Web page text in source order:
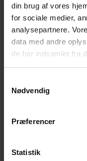
din brug af vores
for sociale medier,
analysepartnere.
data med andre
de har indsamlet fra
Nødvendig
Præferencer
Statistik
Pompe centrifuge